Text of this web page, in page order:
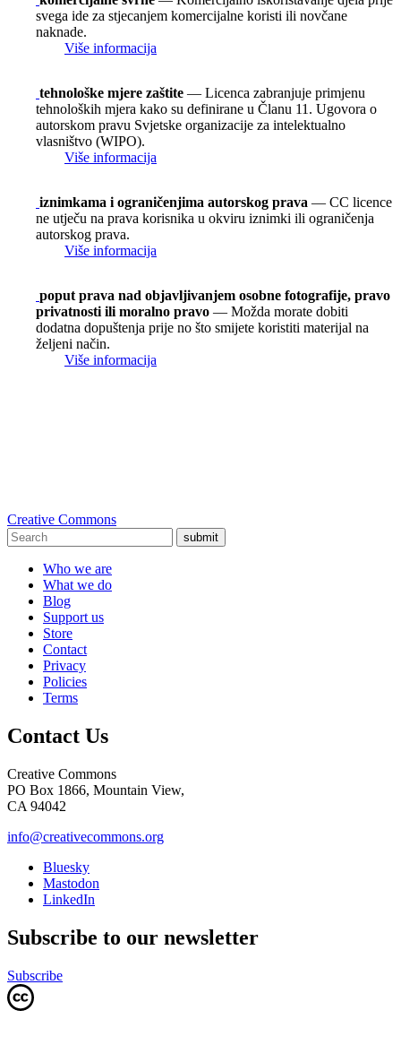
svega ide za stjecanjem komercijalne koristi ili novčane
naknade.
Više informacija
tehnološke mjere zaštite — Licenca zabranjuje primjenu
tehnoloških mjera kako su definirane u Članu 11. Ugovora o
autorskom pravu Svjetske organizacije za intelektualno
vlasništvo (WIPO).
Više informacija
iznimkama i ograničenjima autorskog prava — CC licence
ne utječu na prava korisnika u okviru iznimki ili ograničenja
autorskog prava.
Više informacija
poput prava nad objavljivanjem osobne fotografije, pravo
privatnosti ili moralno pravo — Možda morate dobiti
dodatna dopuštenja prije no što smijete koristiti materijal na
željeni način.
Više informacija
Creative Commons
submit
Who we are
What we do
Blog
Support us
Store
Contact
Privacy
Policies
Terms
Contact Us
Creative Commons
PO Box 1866, Mountain View,
CA 94042
info@creativecommons.org
Bluesky
Mastodon
LinkedIn
Subscribe to our newsletter
Subscribe